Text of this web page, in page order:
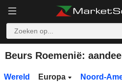
Beurs Roemenië:
Wereld Europa Noord-